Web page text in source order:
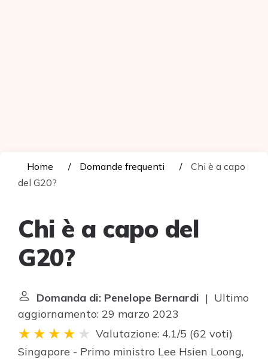
Home Domande frequenti
Chi è a capo
del G20?
Chi è a capo del
G20?
Domanda di: Penelope Bernardi | Ultimo
aggiornamento: 29 marzo 2023
Valutazione: 4.1/5 (62 voti)
Singapore - Primo ministro Lee Hsien Loong,